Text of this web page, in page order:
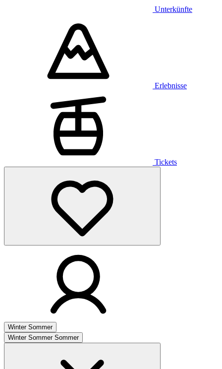
Unterkünfte
Erlebnisse
Tickets
Winter Sommer
Winter Sommer Sommer